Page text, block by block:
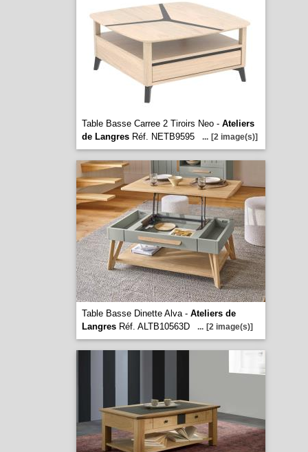
Table Basse Carree 2 Tiroirs Neo - Ateliers
de LangresRéf. NETB9595 ... [2 image(s)]
Table Basse Dinette Alva - Ateliers de
LangresRéf. ALTB10563D ... [2 image(s)]